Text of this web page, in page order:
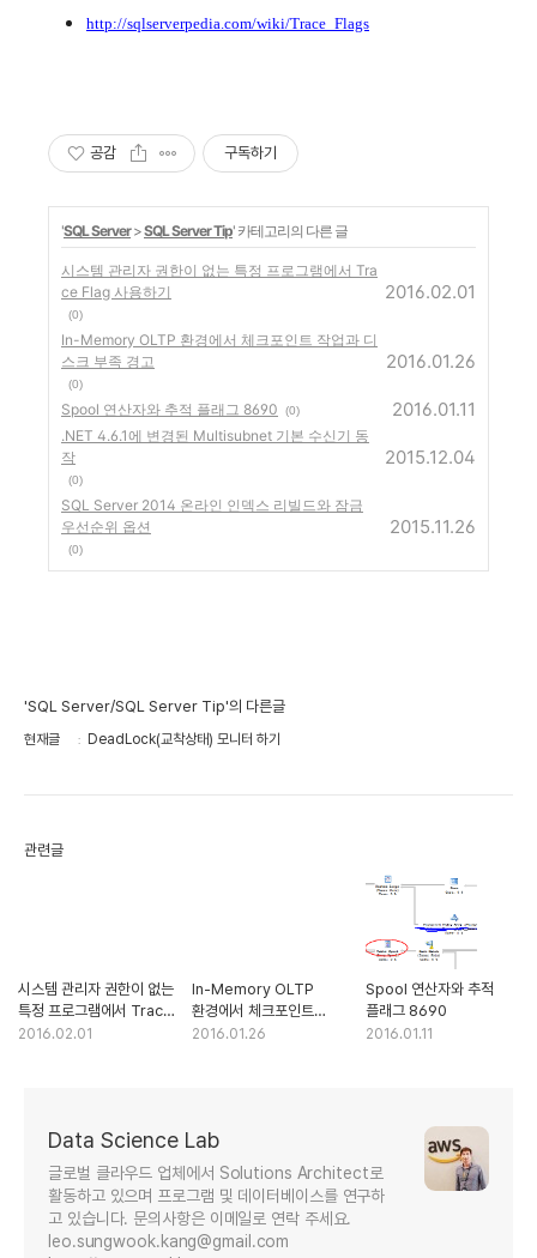
http://sqlserverpedia.com/wiki/Trace_Flags
공감 구독하기
'SQL Server>SQL Server Tip' 카테고리의 다른 글
시스템 관리자 권한이 없는 특정 프로그램에서 Tra
ce Flag 사용하기
(0)
2016.02.01
In-Memory OLTP 환경에서 체크포인트 작업과 디
스크 부족 경고
(0)
2016.01.26
Spool 연산자와 추적 플래그 8690 (0) 2016.01.11
.NET 4.6.1에 변경된 Multisubnet 기본 수신기 동
작
(0)
2015.12.04
SQL Server 2014 온라인 인덱스 리빌드와 잠금
우선순위 옵션
(0)
2015.11.26
'SQL Server/SQL Server Tip'의 다른글
현재글 DeadLock(교착상태) 모니터 하기
관련글
시스템 관리자 권한이 없는
특정 프로그램에서 Trace
Flag 사용하기
2016.02.01
In-Memory OLTP
환경에서 체크포인트
작업과 디스크 부족 경고
2016.01.26
Spool 연산자와 추적
플래그 8690
2016.01.11
Data Science Lab
글로벌 클라우드 업체에서 Solutions Architect로
활동하고 있으며 프로그램 및 데이터베이스를 연구하
고 있습니다. 문의사항은 이메일로 연락 주세요.
leo.sungwook.kang@gmail.com